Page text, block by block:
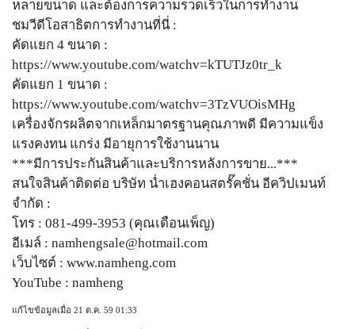
หลายขนาด และต้องการความรวดเร็วในการทำงาน
ชมวีดีโอสาธิตการทำงานที่นี่ :
คัดแยก 4 ขนาด :
https://www.youtube.com/watchv=kTUTJz0tr_k
คัดแยก 1 ขนาด :
https://www.youtube.com/watchv=3TzVUOisMHg
เครื่องจักรผลิตจากเหล็กมาตรฐานคุณภาพดี มีความแข็ง
แรงคงทน แกร่ง มีอายุการใช้งานนาน
***มีการประกันสินค้าและบริการหลังการขาย...***
สนใจสินค้าติดต่อ บริษัท น่ำเฮงคอนสตรั๊คชั่น อีควิปเมนท์
จำกัด :
โทร : 081-499-3953 (คุณเดือนเพ็ญ)
อีเมล์ : namhengsale@hotmail.com
เว็บไซต์ : www.namheng.com
YouTube : namheng
แก้ไขข้อมูลเมื่อ 21 ต.ค. 59 01:33